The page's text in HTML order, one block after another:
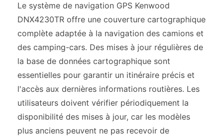
Le système de navigation GPS Kenwood
DNX4230TR offre une couverture cartographique
complète adaptée à la navigation des camions et
des camping-cars. Des mises à jour régulières de
la base de données cartographique sont
essentielles pour garantir un itinéraire précis et
l'accès aux dernières informations routières. Les
utilisateurs doivent vérifier périodiquement la
disponibilité des mises à jour, car les modèles
plus anciens peuvent ne pas recevoir de